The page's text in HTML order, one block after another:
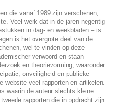
die vanaf 1989 zijn verschenen,
Veel werk dat in de jaren negentig
in dag- en weekbladen – is
is het overgrote deel van de
wel te vinden op deze
verwoord en staan
en theorievorming, waaronder
onveiligheid en publieke
website veel rapporten en artikelen.
waarin de auteur slechts kleine
rapporten die in opdracht zijn